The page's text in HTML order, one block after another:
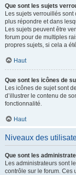
Que sont les sujets
Les sujets verrouillés
plus répondre et dans
Les sujets peuvent être
forum pour de multiples
propres sujets, si cela a
Haut
Que sont les icônes de
Les icônes de sujet sont
d’illustrer le contenu de
fonctionnalité.
Haut
Niveaux des
Que sont les
Les administrateurs sont
contrôle sur le forum. Ces